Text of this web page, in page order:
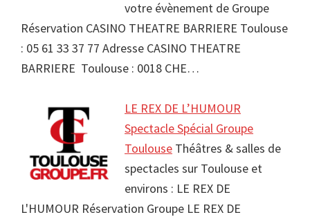
votre évènement de Groupe
Réservation CASINO THEATRE BARRIERE Toulouse
: 05 61 33 37 77 Adresse CASINO THEATRE
BARRIERE Toulouse : 0018 CHE…
LE REX DE L’HUMOUR
Spectacle Spécial Groupe
Toulouse Théâtres & salles de
spectacles sur Toulouse et
environs : LE REX DE
L'HUMOUR Réservation Groupe LE REX DE